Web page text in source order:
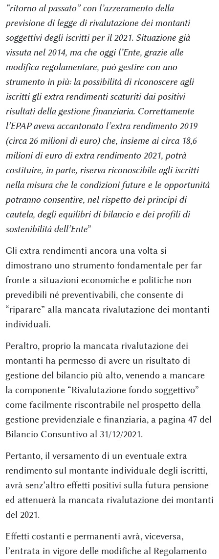
“ritorno al passato” con l’azzeramento della
previsione di legge di rivalutazione dei montanti
soggettivi degli iscritti per il 2021. Situazione già
vissuta nel 2014, ma che oggi l’Ente, grazie alle
modifica regolamentare, può gestire con uno
strumento in più: la possibilità di riconoscere agli
iscritti gli extra rendimenti scaturiti dai positivi
risultati della gestione finanziaria. Correttamente
l’EPAP aveva accantonato l’extra rendimento 2019
(circa 26 milioni di euro) che, insieme ai circa 18,6
milioni di euro di extra rendimento 2021, potrà
costituire, in parte, riserva riconoscibile agli iscritti
nella misura che le condizioni future e le opportunità
potranno consentire, nel rispetto dei principi di
cautela, degli equilibri di bilancio e dei profili di
sostenibilità dell’Ente”
Gli extra rendimenti ancora una volta si
dimostrano uno strumento fondamentale per far
fronte a situazioni economiche e politiche non
prevedibili né preventivabili, che consente di
“riparare” alla mancata rivalutazione dei montanti
individuali.
Peraltro, proprio la mancata rivalutazione dei
montanti ha permesso di avere un risultato di
gestione del bilancio più alto, venendo a mancare
la componente “Rivalutazione fondo soggettivo”
come facilmente riscontrabile nel prospetto della
gestione previdenziale e finanziaria, a pagina 47 del
Bilancio Consuntivo al 31/12/2021.
Pertanto, il versamento di un eventuale extra
rendimento sul montante individuale degli iscritti,
avrà senz’altro effetti positivi sulla futura pensione
ed attenuerà la mancata rivalutazione dei montanti
del 2021.
Effetti costanti e permanenti avrà, viceversa,
l’entrata in vigore delle modifiche al Regolamento